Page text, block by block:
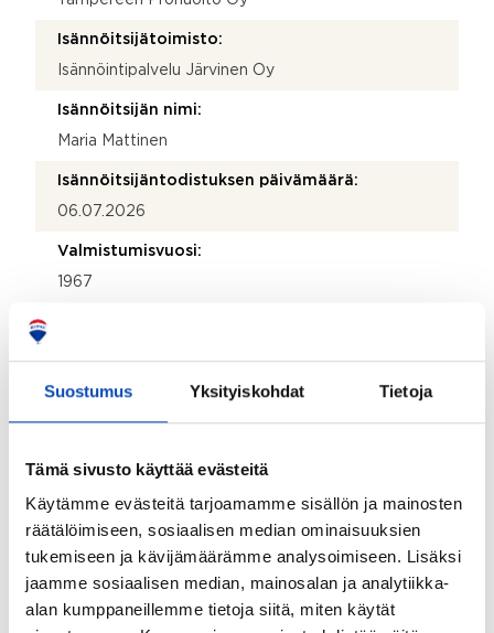
Suostumus Yksityiskohdat Tietoja
Tämä sivusto käyttää evästeitä
Käytämme evästeitä tarjoamamme sisällön ja mainosten
räätälöimiseen, sosiaalisen median ominaisuuksien
tukemiseen ja kävijämäärämme analysoimiseen. Lisäksi
jaamme sosiaalisen median, mainosalan ja analytiikka-
alan kumppaneillemme tietoja siitä, miten käytät
Isännöitsijätoimisto:
Isännöintipalvelu Järvinen Oy
Isännöitsijän nimi:
Maria Mattinen
Isännöitsijäntodistuksen päivämäärä:
06.07.2026
Valmistumisvuosi:
1967
Kattotyyppi:
Tasakatto
Katemateriaali:
Lämmitysjärjestelmä:
Kaukolämpö
Hissi: